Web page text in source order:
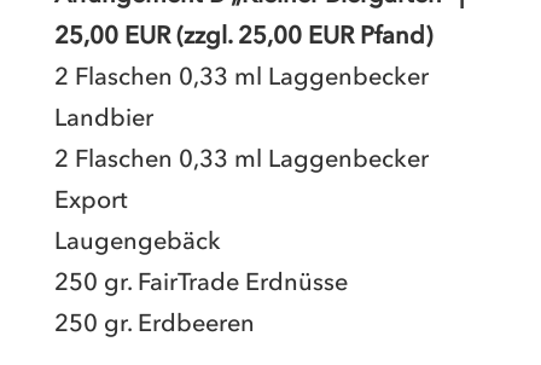
25,00 EUR (zzgl. 25,00 EUR Pfand)
2 Flaschen 0,33 ml Laggenbecker
Landbier
2 Flaschen 0,33 ml Laggenbecker
Export
Laugengebäck
250 gr. FairTrade Erdnüsse
250 gr. Erdbeeren